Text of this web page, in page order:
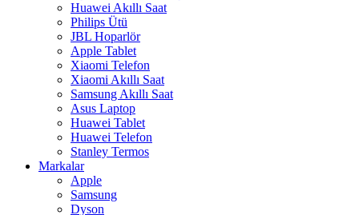
Huawei Akıllı Saat
Philips Ütü
JBL Hoparlör
Apple Tablet
Xiaomi Telefon
Xiaomi Akıllı Saat
Samsung Akıllı Saat
Asus Laptop
Huawei Tablet
Huawei Telefon
Stanley Termos
Markalar
Apple
Samsung
Dyson